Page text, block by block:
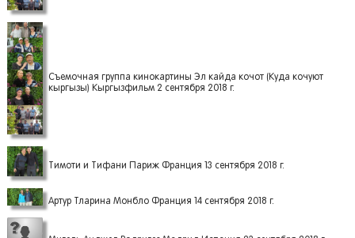
Съемочная группа кинокартины Эл кайда кочот (Куда кочуют
кыргызы) Кыргызфильм 2 сентября 2018 г.
Тимоти и Тифани Париж Франция 13 сентября 2018 г.
Артур Тларина Монбло Франция 14 сентября 2018 г.